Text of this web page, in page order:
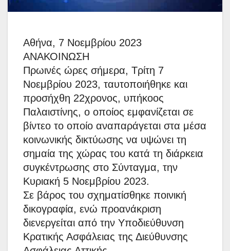
Αθήνα, 7 Νοεμβρίου 2023
ΑΝΑΚΟΙΝΩΣΗ
Πρωινές ώρες σήμερα, Τρίτη 7
Νοεμβρίου 2023, ταυτοποιήθηκε και
προσήχθη 22χρονος, υπήκοος
Παλαιστίνης, ο οποίος εμφανίζεται σε
βίντεο το οποίο αναπαράγεται στα μέσα
κοινωνικής δικτύωσης να υψώνει τη
σημαία της χώρας του κατά τη διάρκεια
συγκέντρωσης στο Σύνταγμα, την
Κυριακή 5 Νοεμβρίου 2023.
Σε βάρος του σχηματίσθηκε ποινική
δικογραφία, ενώ προανάκριση
διενεργείται από την Υποδιεύθυνση
Κρατικής Ασφάλειας της Διεύθυνσης